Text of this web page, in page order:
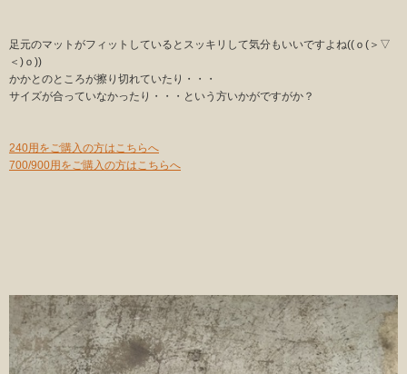
足元のマットがフィットしているとスッキリして気分もいいですよね((ｏ(＞▽
＜)ｏ))
かかとのところが擦り切れていたり・・・
サイズが合っていなかったり・・・という方いかがですがか？
240用をご購入の方はこちらへ
700/900用をご購入の方はこちらへ